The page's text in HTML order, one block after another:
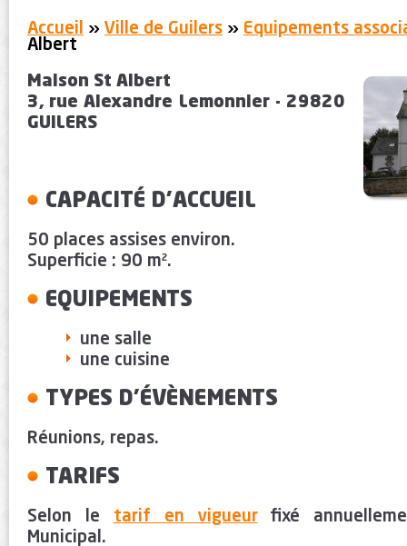
You are here:
Accueil » Ville de Guilers » Equipements
Albert
Maison St Albert
3, rue Alexandre Lemonnier - 29820
GUILERS
CAPACITÉ D’ACCUEIL
50 places assises environ.
Superficie : 90 m².
EQUIPEMENTS
une salle
une cuisine
TYPES D’ÉVÈNEMENTS
Réunions, repas.
TARIFS
Selon le tarif en vigueurfixé
Municipal.